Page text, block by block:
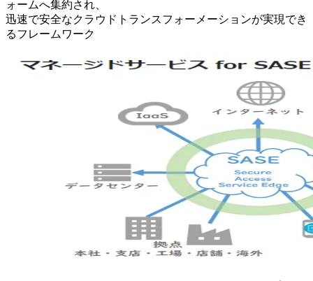
ォームへ集約され、
迅速で安全なクラウドトランスフォーメーションが実現でき
るフレームワーク